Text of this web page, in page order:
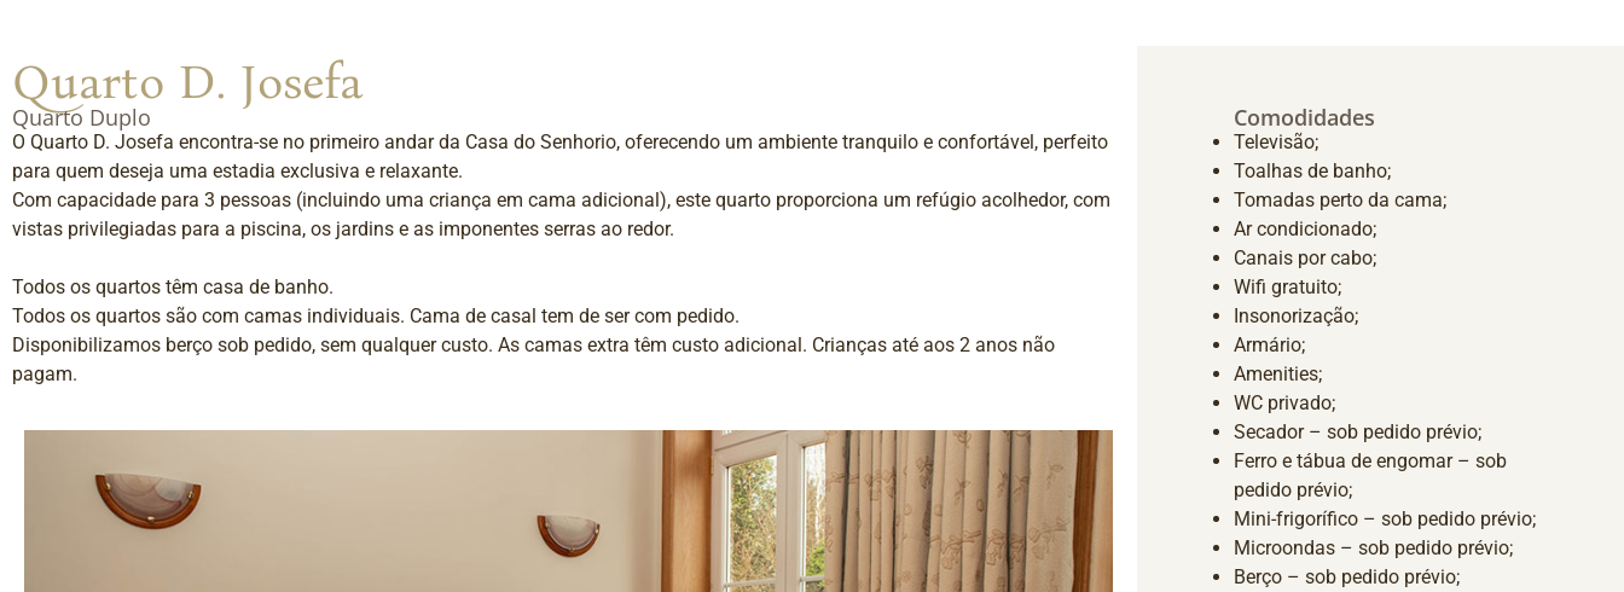
Quarto D. Josefa
Quarto Duplo
O Quarto D. Josefa encontra-se no primeiro andar da Casa do Senhorio, oferecendo um ambiente tranquilo e confortável, perfeito
para quem deseja uma estadia exclusiva e relaxante.
Com capacidade para 3 pessoas (incluindo uma criança em cama adicional), este quarto proporciona um refúgio acolhedor, com
vistas privilegiadas para a piscina, os jardins e as imponentes serras ao redor.
Todos os quartos têm casa de banho.
Todos os quartos são com camas individuais. Cama de casal tem de ser com pedido.
Disponibilizamos berço sob pedido, sem qualquer custo. As camas extra têm custo adicional. Crianças até aos 2 anos não
pagam.
Comodidades
Televisão;
Toalhas de banho;
Tomadas perto da cama;
Ar condicionado;
Canais por cabo;
Wifi gratuito;
Insonorização;
Armário;
Amenities;
WC privado;
Secador – sob pedido prévio;
Ferro e tábua de engomar – sob
pedido prévio;
Mini-frigorífico – sob pedido prévio;
Microondas – sob pedido prévio;
Berço – sob pedido prévio;